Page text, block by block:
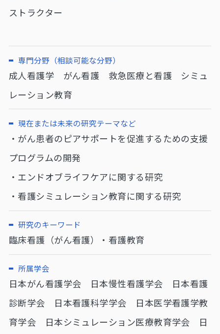
ストラクター
専門分野（相談可能な分野）
成人看護学 がん看護 救急医療と看護 シミュ
レーション教育
現在または未来の研究テーマなど
・がん患者のピアサポートを促進するための支援
プログラムの開発
・エンドオブライフケアに関する研究
・看護シミュレーション教育に関する研究
研究のキーワード
臨床看護（がん看護）・看護教育
所属学会
日本がん看護学会 日本慢性看護学会 日本看護
診断学会 日本看護科学学会 日本医学看護学教
育学会 日本シミュレーション医療教育学会 日